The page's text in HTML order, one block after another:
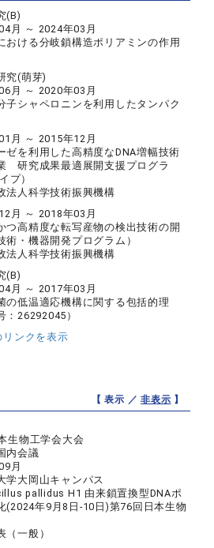
(B)
月 ～ 2024年03月
おける分岐鎖構造ポリアミンの作用
究(萌芽)
月 ～ 2020年03月
子シャペロニンを利用したタンパク
月 ～ 2015年12月
ゼを利用した高精度なDNA増幅技術
研究成果最適展開支援プログラ
プ）
法人科学技術振興機構
月 ～ 2018年03月
つ高精度な転写産物の検出技術の開
術・機器開発プログラム）
法人科学技術振興機構
(B)
月 ～ 2017年03月
の低温適応機構に関する包括的理
26292045）
ンクを表示
【 表示 ／非表示 】
生物工学会大会
内会議
月
学大岡山キャンパス
pallidus H1 由来鎖置換型DNAポ
(2024年9月8日-10日)第76回日本生物
（一般）